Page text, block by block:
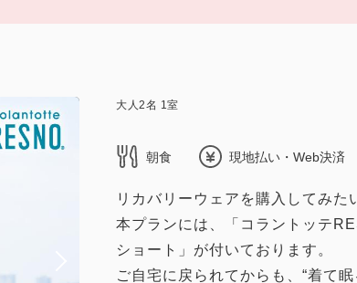
大人2名 1室
朝食 現地払い・Web決済
リカバリーウェアを購入してみた
本プランには、「コラントッテ
ショート」が付いております。
ご自宅に戻られてからも、“着て